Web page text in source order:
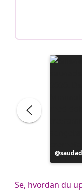
Opslag
Se, hvordan du